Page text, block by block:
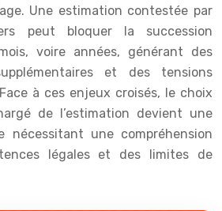
Une estimation contestée par
peut bloquer la succession
voire années, générant des
et des tensions
à ces enjeux croisés, le choix
de l’estimation devient une
nécessitant une compréhension
légales et des limites de